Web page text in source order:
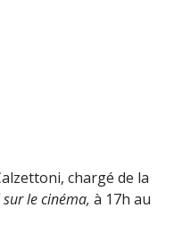
chargé de la
sur le cinéma, à 17h au